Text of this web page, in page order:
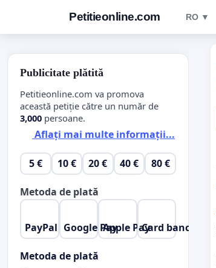
Petitieonline.com RO ▼
Publicitate plătită
Petitieonline.com va promova
această petiție către un număr de
3,000 persoane.
Aflați mai multe informații...
5 € 10 € 20 € 40 € 80 €
Metoda de plată
PayPal Google PayApple PayCard bancar
Metoda de plată